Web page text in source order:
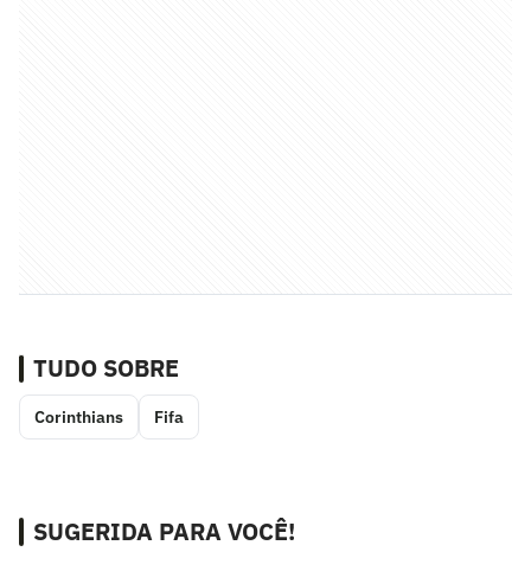
TUDO SOBRE
Corinthians Fifa
SUGERIDA PARA VOCÊ!